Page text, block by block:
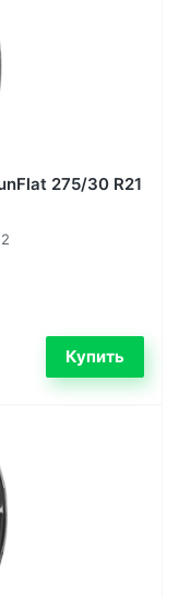
275/30 R21